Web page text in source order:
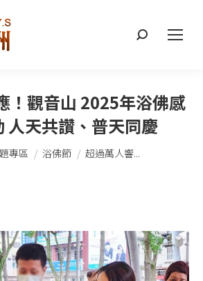
搜
！觀音山 2025年浴佛感
人天共讚、普天同慶
：
專區 浴佛節 超過萬人響...